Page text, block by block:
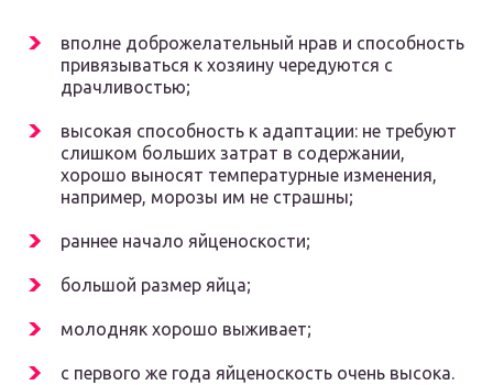
вполне доброжелательный нрав и способность
привязываться к хозяину чередуются с
драчливостью;
высокая способность к адаптации: не требуют
слишком больших затрат в содержании,
хорошо выносят температурные изменения,
например, морозы им не страшны;
раннее начало яйценоскости;
большой размер яйца;
молодняк хорошо выживает;
с первого же года яйценоскость очень высока.